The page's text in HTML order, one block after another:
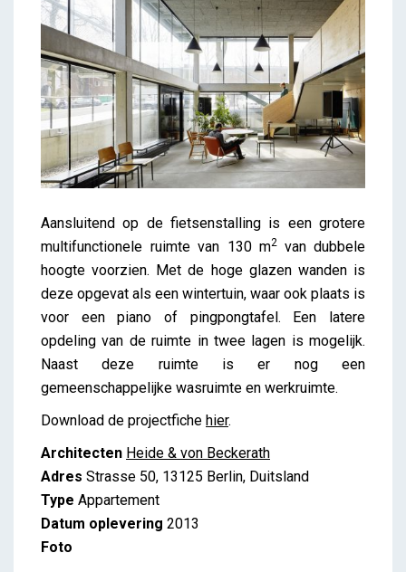
Aansluitend op de fietsenstalling is een grotere
multifunctionele ruimte van 130 m2 van dubbele
hoogte voorzien. Met de hoge glazen wanden is
deze opgevat als een wintertuin, waar ook plaats is
voor een piano of pingpongtafel. Een latere
opdeling van de ruimte in twee lagen is mogelijk.
Naast deze ruimte is er nog een
gemeenschappelijke wasruimte en werkruimte.
Download de projectfiche hier.
Architecten Heide & von Beckerath
Adres Strasse 50, 13125 Berlin, Duitsland
Type Appartement
Datum oplevering 2013
Foto